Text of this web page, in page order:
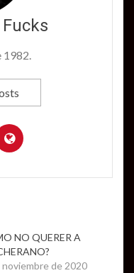
1982.
NO QUERER A
noviembre de 2020